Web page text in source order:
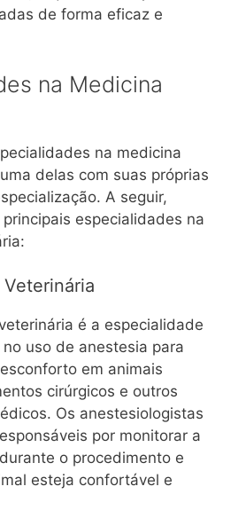
de forma eficaz e
na Medicina
na medicina
delas com suas próprias
A seguir,
especialidades na
é a especialidade
uso de anestesia para
em animais
cirúrgicos e outros
Os anestesiologistas
por monitorar a
o procedimento e
esteja confortável e